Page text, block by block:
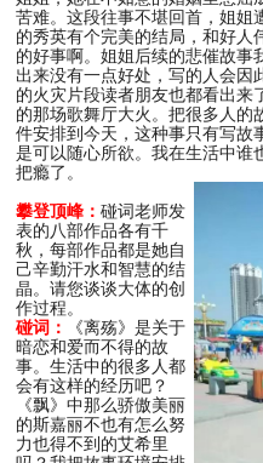
苦难。这段往事不堪回首，姐姐
的秀英有个完美的结局，和好人
的好事啊。姐姐后续的悲催故事
出来没有一点好处，写的人会因
的火灾片段读者朋友也都看出来
的那场歌舞厅大火。把很多人的
件安排到今天，这种事只有写故
是可以随心所欲。我在生活中谁
把瘾了。
攀登顶峰： 碰词老师发
表的八部作品各有千
秋，每部作品都是她自
己辛勤汗水和智慧的结
晶。请您谈谈大体的创
作过程。
碰词：
《离殇》是关于
暗恋和爱而不得的故
事。生活中的很多人都
会有这样的经历吧？
《飘》中那么骄傲美丽
的斯嘉丽不也有怎么努
力也得不到的艾希里